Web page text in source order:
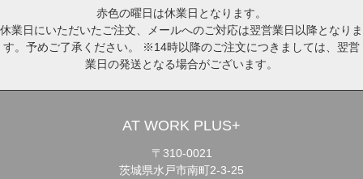
赤色の曜日は休業日となります。
休業日にいただいたご注文、メールへのご対応は翌営業日以降となりま
す。予めご了承ください。 ※14時以降のご注文につきましては、翌営
業日の発送となる場合がございます。
AT WORK PLUS+
〒310-0021
茨城県水戸市南町2-3-25